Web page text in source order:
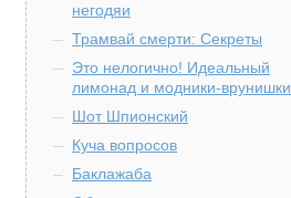
негодяи
Трамвай смерти: Секреты
Это нелогично! Идеальный
лимонад и модники-врунишки
Шот Шпионский
Куча вопросов
Баклажаба